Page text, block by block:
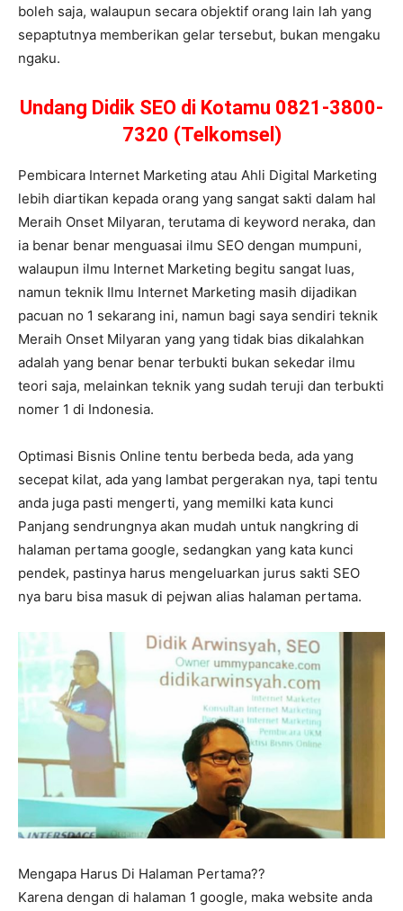
boleh saja, walaupun secara objektif orang lain lah yang
sepaptutnya memberikan gelar tersebut, bukan mengaku
ngaku.
Undang Didik SEO di Kotamu 0821-3800-
7320 (Telkomsel)
Pembicara Internet Marketing atau Ahli Digital Marketing
lebih diartikan kepada orang yang sangat sakti dalam hal
Meraih Onset Milyaran, terutama di keyword neraka, dan
ia benar benar menguasai ilmu SEO dengan mumpuni,
walaupun ilmu Internet Marketing begitu sangat luas,
namun teknik Ilmu Internet Marketing masih dijadikan
pacuan no 1 sekarang ini, namun bagi saya sendiri teknik
Meraih Onset Milyaran yang yang tidak bias dikalahkan
adalah yang benar benar terbukti bukan sekedar ilmu
teori saja, melainkan teknik yang sudah teruji dan terbukti
nomer 1 di Indonesia.
Optimasi Bisnis Online tentu berbeda beda, ada yang
secepat kilat, ada yang lambat pergerakan nya, tapi tentu
anda juga pasti mengerti, yang memilki kata kunci
Panjang sendrungnya akan mudah untuk nangkring di
halaman pertama google, sedangkan yang kata kunci
pendek, pastinya harus mengeluarkan jurus sakti SEO
nya baru bisa masuk di pejwan alias halaman pertama.
Mengapa Harus Di Halaman Pertama??
Karena dengan di halaman 1 google, maka website anda